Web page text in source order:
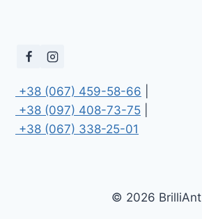
+38 (067) 459-58-66
+38 (097) 408-73-75
+38 (067) 338-25-01
© 2026 BrilliAnt